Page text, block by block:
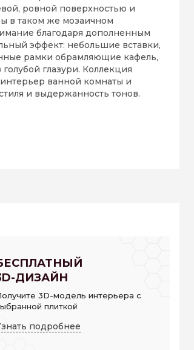
ровной поверхностью и
в таком же мозаичном
благодаря дополненным
эффект: небольшие вставки,
рамки обрамляющие кафель,
глазури. Коллекция
ванной комнаты и
и выдержанность тонов.
ДИЗАЙН
3D-модель интерьера с
плиткой
подробнее